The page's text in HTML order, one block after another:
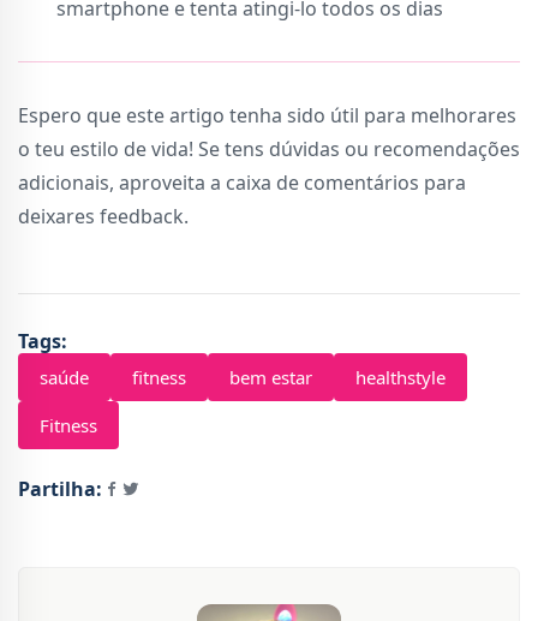
smartphone e tenta atingi-lo todos os dias
Espero que este artigo tenha sido útil para melhorares
o teu estilo de vida! Se tens dúvidas ou recomendações
adicionais, aproveita a caixa de comentários para
deixares feedback.
Tags:
saúde fitness bem estar
healthstyle
Fitness
Partilha: